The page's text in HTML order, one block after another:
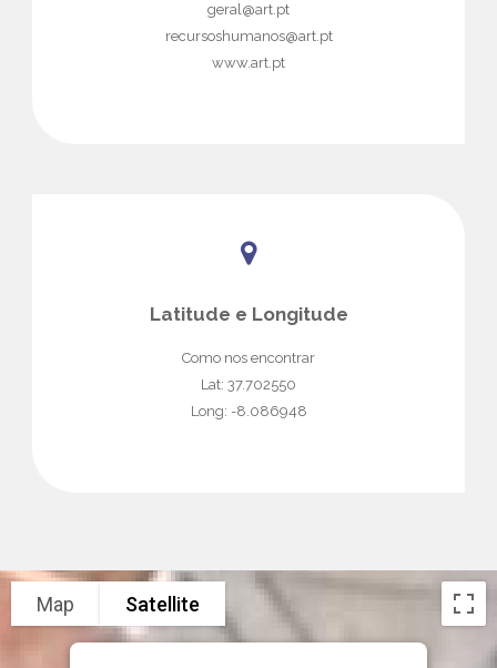
geral@art.pt
recursoshumanos@art.pt
www.art.pt
Latitude e Longitude
Como nos encontrar
Lat: 37.702550
Long: -8.086948
Map Satellite